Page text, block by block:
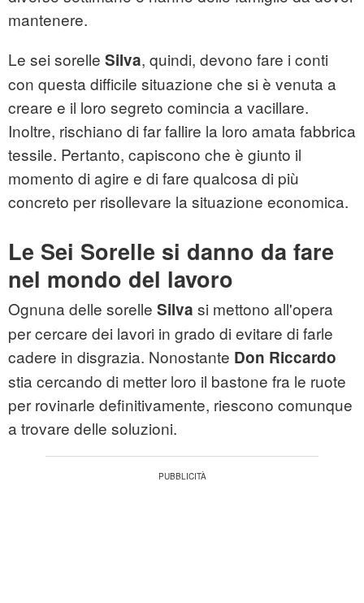
mantenere.
Le sei sorelle Silva, quindi, devono fare i conti
con questa difficile situazione che si è venuta a
creare e il loro segreto comincia a vacillare.
Inoltre, rischiano di far fallire la loro amata fabbrica
tessile. Pertanto, capiscono che è giunto il
momento di agire e di fare qualcosa di più
concreto per risollevare la situazione economica.
Le Sei Sorelle si danno da fare
nel mondo del lavoro
Ognuna delle sorelle Silva si mettono all'opera
per cercare dei lavori in grado di evitare di farle
cadere in disgrazia. Nonostante Don Riccardo
stia cercando di metter loro il bastone fra le ruote
per rovinarle definitivamente, riescono comunque
a trovare delle soluzioni.